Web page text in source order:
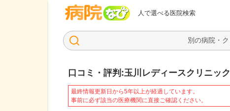
人で選べる医院検索
病院なび
口コミ・評判:玉川レディースクリニック
最終情報更新日から5年以上が経過しています。
事前に必ず該当の医療機関に直接ご確認ください。